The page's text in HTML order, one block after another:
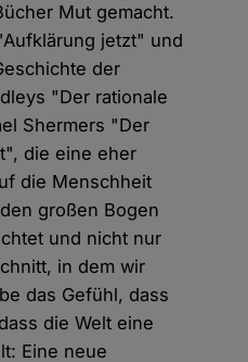
Mut gemacht.
jetzt" und
der
"Der rationale
Shermers "Der
die eine eher
die Menschheit
großen Bogen
und nicht nur
in dem wir
das Gefühl, dass
die Welt eine
Eine neue